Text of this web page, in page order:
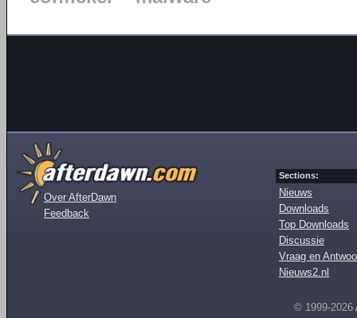
Over AfterDawn
Feedback
Sections:
Nieuws
Downloads
Top Downloads
Discussie
Vraag en
Nieuws2.nl
© 1999-2026